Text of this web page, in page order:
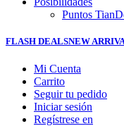
Puntos
FLASH DEALSNEW
Mi Cuenta
Carrito
Seguir tu pedido
Iniciar sesión
Regístrese en